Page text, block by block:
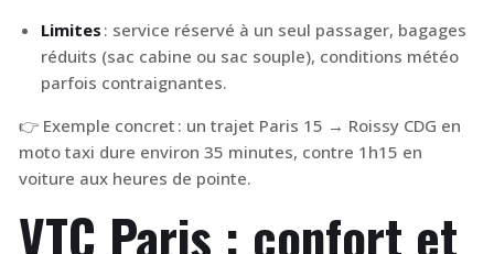
Limites : service réservé à un seul passager, bagages
réduits (sac cabine ou sac souple), conditions météo
parfois contraignantes.
👉 Exemple concret : un trajet Paris 15 → Roissy CDG en
moto taxi dure environ 35 minutes, contre 1h15 en
voiture aux heures de pointe.
VTC Paris : confort et